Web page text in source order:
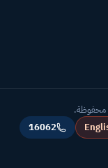
محفوظة.
16062